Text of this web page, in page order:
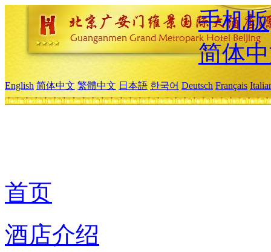
手机版
简体
English 简体中文 繁體中文 日本語 한국어 Deutsch Français
首页
酒店介绍